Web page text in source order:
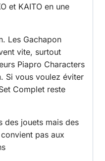
et KAITO en une
Les Gachapon
vite, surtout
Piapro Characters
Si vous voulez éviter
Complet reste
des jouets mais des
pas aux